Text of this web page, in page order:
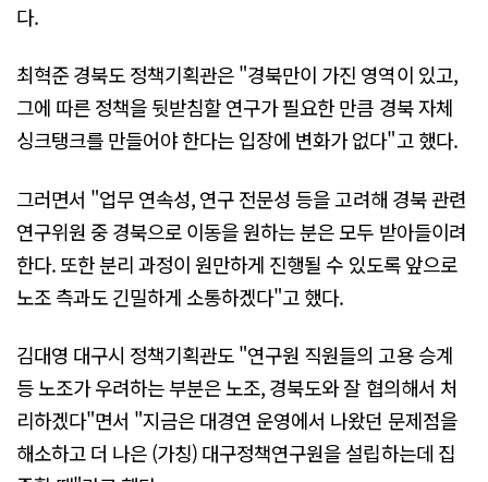
다.
최혁준 경북도 정책기획관은 "경북만이 가진 영역이 있고,
그에 따른 정책을 뒷받침할 연구가 필요한 만큼 경북 자체
싱크탱크를 만들어야 한다는 입장에 변화가 없다"고 했다.
그러면서 "업무 연속성, 연구 전문성 등을 고려해 경북 관련
연구위원 중 경북으로 이동을 원하는 분은 모두 받아들이려
한다. 또한 분리 과정이 원만하게 진행될 수 있도록 앞으로
노조 측과도 긴밀하게 소통하겠다"고 했다.
김대영 대구시 정책기획관도 "연구원 직원들의 고용 승계
등 노조가 우려하는 부분은 노조, 경북도와 잘 협의해서 처
리하겠다"면서 "지금은 대경연 운영에서 나왔던 문제점을
해소하고 더 나은 (가칭) 대구정책연구원을 설립하는데 집